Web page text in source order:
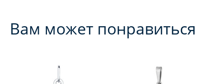
Вам может понравиться